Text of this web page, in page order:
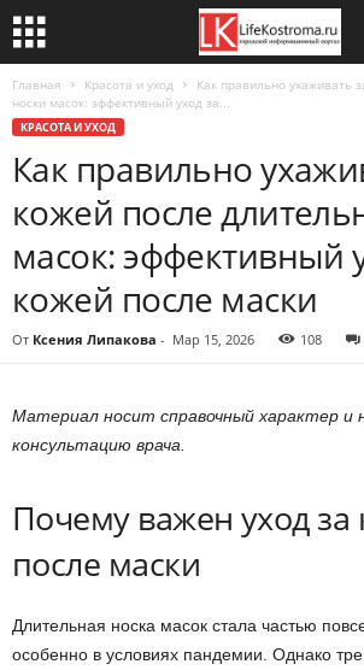
Главная Красота и уход
Как правильно ухаживать
носки масок: эффективный уход за...
КРАСОТА И УХОД
Как правильно
кожей после
масок: эффективный
кожей после маски
От Ксения Липакова - Мар 15, 2026 108
Материал носит справочный характер и
консультацию врача.
Почему важен уход за
после маски
Длительная носка масок стала частью
особенно в условиях пандемии. Однако